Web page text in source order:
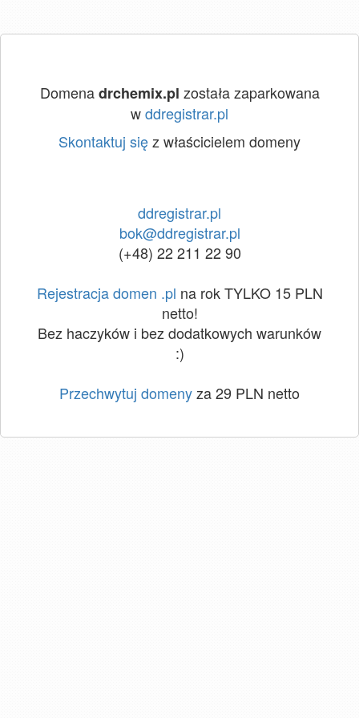
Domenadrchemix.pl została zaparkowana
wddregistrar.pl
Skontaktuj sięz właścicielem domeny
ddregistrar.pl
bok@ddregistrar.pl
(+48) 22 211 22 90
Rejestracja domen .pl na rok TYLKO 15 PLN
netto!
Bez haczyków i bez dodatkowych warunków
:)
Przechwytuj domenyza 29 PLN netto